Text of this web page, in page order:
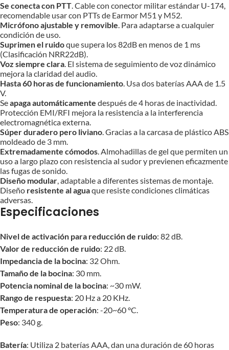
Se conecta con PTT. Cable con conector militar estándar U-174,
recomendable usar con PTTs de Earmor M51 y M52.
Micrófono ajustable y removible. Para adaptarse a cualquier
condición de uso.
Suprimen el ruidoque supera los 82dB en menos de 1 ms
(Clasificación NRR22dB).
Voz siempre clara. El sistema de seguimiento de voz dinámico
mejora la claridad del audio.
Hasta 60 horas de funcionamiento. Usa dos baterías AAA de 1.5
V.
Seapaga automáticamente después de 4 horas de inactividad.
Protección EMI/RFI mejora la resistencia a la interferencia
electromagnética externa.
Súper duradero pero liviano. Gracias a la carcasa de plástico ABS
moldeado de 3 mm.
Extremadamente cómodos. Almohadillas de gel que permiten un
uso a largo plazo con resistencia al sudor y previenen eficazmente
las fugas de sonido.
Diseño modular, adaptable a diferentes sistemas de montaje.
Diseño resistente al aguaque resiste condiciones climáticas
adversas.
Especificaciones
Nivel de activación para reducción de ruido: 82 dB.
Valor de reducción de ruido: 22 dB.
Impedancia de la bocina: 32 Ohm.
Tamaño de la bocina: 30 mm.
Potencia nominal de la bocina: ~30 mW.
Rango de respuesta: 20 Hz a 20 KHz.
Temperatura de operación: -20~60 °C.
Peso: 340 g.
Batería: Utiliza 2 baterías AAA, dan una duración de 60 horas